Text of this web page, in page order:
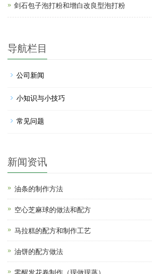
剑石包子泡打粉和增白改良型泡打粉
导航栏目
公司新闻
小知识与小技巧
常见问题
新闻资讯
油条的制作方法
空心芝麻球的做法和配方
马拉糕的配方和制作工艺
油饼的配方做法